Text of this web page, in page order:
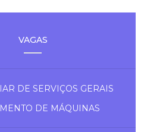
VAGAS
DE SERVIÇOS GERAIS
DE MÁQUINAS